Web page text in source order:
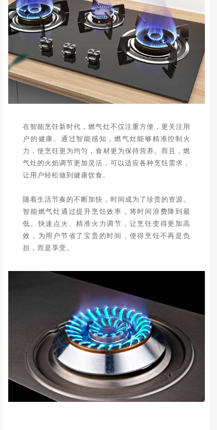
在智能烹饪新时代，燃气灶不仅注重方便，更关注用
户的健康。通过智能感知，燃气灶能够精准控制火
力，使烹饪更为均匀，食材更为保持营养。而且，燃
气灶的火焰调节更加灵活，可以适应各种烹饪需求，
让用户轻松做到健康饮食。
随着生活节奏的不断加快，时间成为了珍贵的资源。
智能燃气灶通过提升烹饪效率，将时间浪费降到最
低。快速点火、精准火力调节，让烹饪变得更加高
效，为用户节省了宝贵的时间，使得烹饪不再是负
担，而是享受。